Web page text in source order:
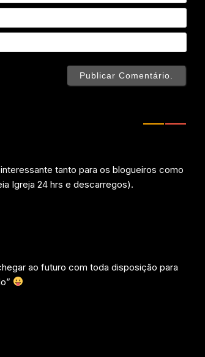
Email*
tanto para os blogueiros como
Igreja 24 hrs e descarregos).
ao futuro com toda disposição para